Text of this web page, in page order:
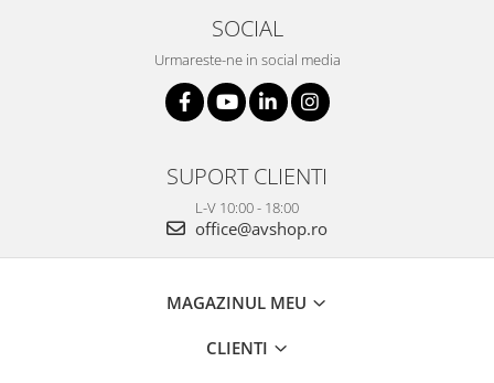
SOCIAL
Urmareste-ne in social media
SUPORT CLIENTI
L-V 10:00 - 18:00
office@avshop.ro
MAGAZINUL MEU
CLIENTI